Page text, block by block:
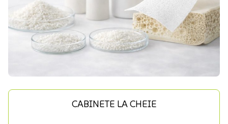
CABINETE LA CHEIE